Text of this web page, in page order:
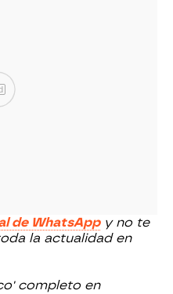
de WhatsAppy no te
la actualidad en
completo en